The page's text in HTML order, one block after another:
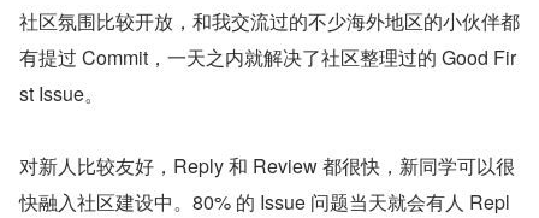
社区氛围比较开放，和我交流过的不少海外地区的小伙伴都
有提过 Commit，一天之内就解决了社区整理过的 Good Fir
st Issue。
对新人比较友好，Reply 和 Review 都很快，新同学可以很
快融入社区建设中。80% 的 Issue 问题当天就会有人 Repl